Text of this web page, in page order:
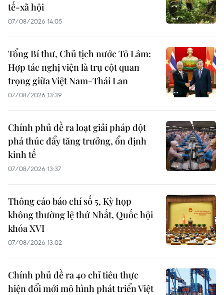
tế-xã hội
07/08/2026 14:05
Tổng Bí thư, Chủ tịch nước Tô Lâm:
Hợp tác nghị viện là trụ cột quan
trọng giữa Việt Nam-Thái Lan
07/08/2026 13:39
Chính phủ đề ra loạt giải pháp đột
phá thúc đẩy tăng trưởng, ổn định
kinh tế
07/08/2026 13:37
Thông cáo báo chí số 5, Kỳ họp
không thường lệ thứ Nhất, Quốc hội
khóa XVI
07/08/2026 13:02
Chính phủ đề ra 40 chỉ tiêu thực
hiện đổi mới mô hình phát triển Việt